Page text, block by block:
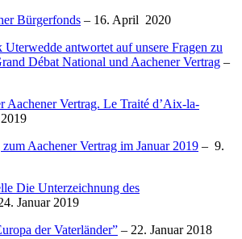
Bürgerfonds – 16. April 2020
antwortet auf unsere Fragen zu
Débat National und Aachener Vertrag –
Aachener Vertrag. Le Traité d’Aix-la-
Aachener Vertrag im Januar 2019 – 9.
Die Unterzeichnung des
Januar 2019
der Vaterländer” – 22. Januar 2018